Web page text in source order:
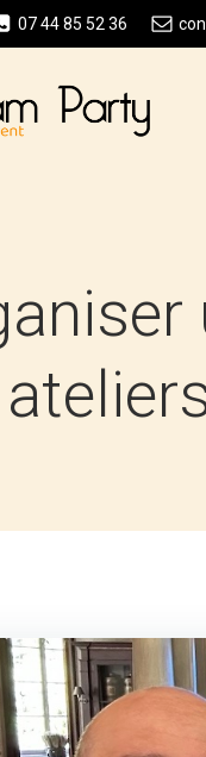
07 44 85 52 36